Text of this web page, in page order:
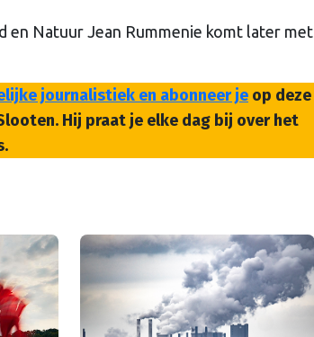
en Natuur Jean Rummenie komt later met
journalistiek en abonneer je op deze
Hij praat je elke dag bij over het